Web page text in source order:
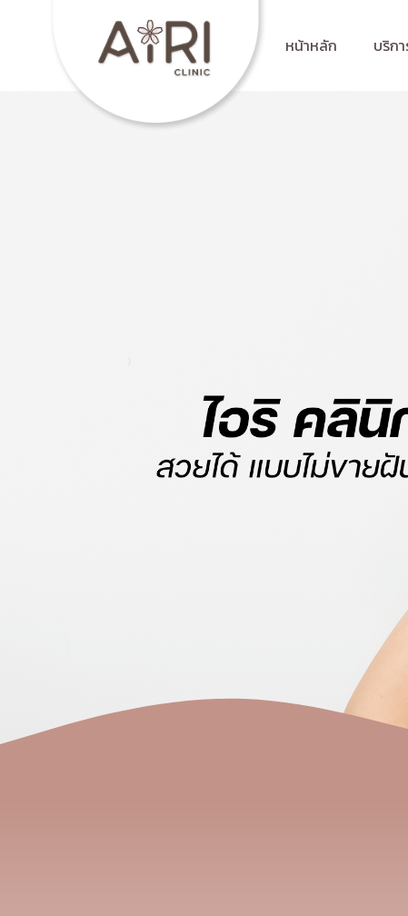
หน้าหลัก บริกา